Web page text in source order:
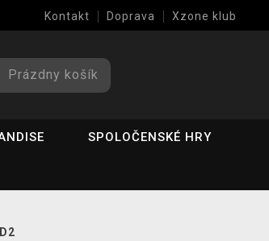
Kontakt Doprava Xzone klub
Prázdny košík
SPOLOČENSKÉ HRY